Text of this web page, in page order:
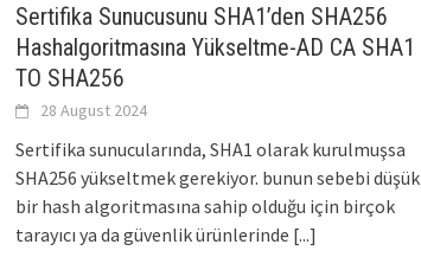
Sertifika Sunucusunu SHA1’den SHA256
Hashalgoritmasına Yükseltme-AD CA SHA1
TO SHA256
28 August 2024
Sertifika sunucularında, SHA1 olarak kurulmuşsa
SHA256 yükseltmek gerekiyor. bunun sebebi düşük
bir hash algoritmasına sahip olduğu için birçok
tarayıcı ya da güvenlik ürünlerinde [...]